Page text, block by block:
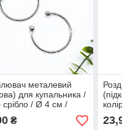
металевий
для купальника /
срібло / Ø 4 см /
від 1 штуки
₴